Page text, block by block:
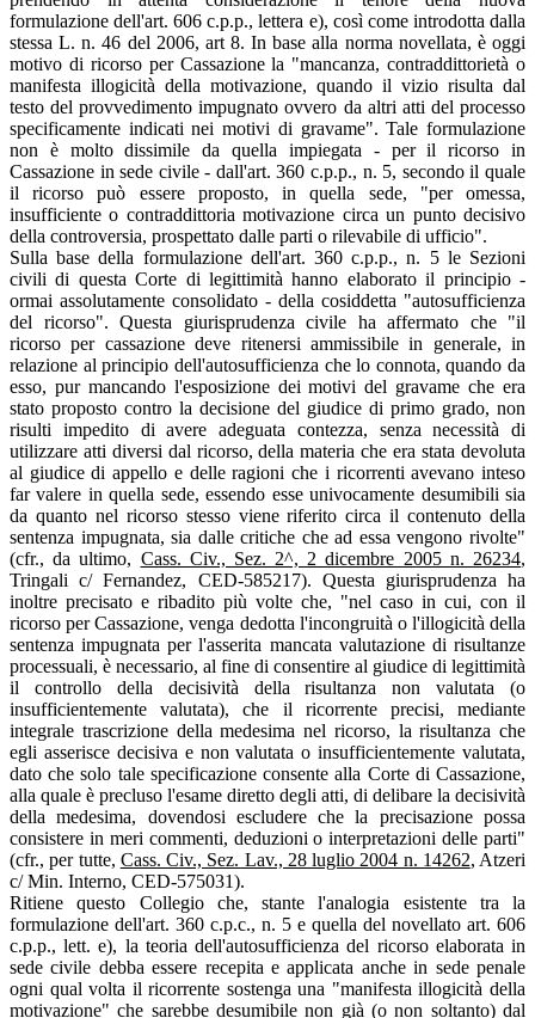
formulazione dell'art. 606 c.p.p., lettera e), così come introdotta dalla
stessa L. n. 46 del 2006, art 8. In base alla norma novellata, è oggi
motivo di ricorso per Cassazione la "mancanza, contraddittorietà o
manifesta illogicità della motivazione, quando il vizio risulta dal
testo del provvedimento impugnato ovvero da altri atti del processo
specificamente indicati nei motivi di gravame". Tale formulazione
non è molto dissimile da quella impiegata - per il ricorso in
Cassazione in sede civile - dall'art. 360 c.p.p., n. 5, secondo il quale
il ricorso può essere proposto, in quella sede, "per omessa,
insufficiente o contraddittoria motivazione circa un punto decisivo
della controversia, prospettato dalle parti o rilevabile di ufficio".
Sulla base della formulazione dell'art. 360 c.p.p., n. 5 le Sezioni
civili di questa Corte di legittimità hanno elaborato il principio -
ormai assolutamente consolidato - della cosiddetta "autosufficienza
del ricorso". Questa giurisprudenza civile ha affermato che "il
ricorso per cassazione deve ritenersi ammissibile in generale, in
relazione al principio dell'autosufficienza che lo connota, quando da
esso, pur mancando l'esposizione dei motivi del gravame che era
stato proposto contro la decisione del giudice di primo grado, non
risulti impedito di avere adeguata contezza, senza necessità di
utilizzare atti diversi dal ricorso, della materia che era stata devoluta
al giudice di appello e delle ragioni che i ricorrenti avevano inteso
far valere in quella sede, essendo esse univocamente desumibili sia
da quanto nel ricorso stesso viene riferito circa il contenuto della
sentenza impugnata, sia dalle critiche che ad essa vengono rivolte"
(cfr., da ultimo, Cass. Civ., Sez. 2^, 2 dicembre 2005 n. 26234,
Tringali c/ Fernandez, CED-585217). Questa giurisprudenza ha
inoltre precisato e ribadito più volte che, "nel caso in cui, con il
ricorso per Cassazione, venga dedotta l'incongruità o l'illogicità della
sentenza impugnata per l'asserita mancata valutazione di risultanze
processuali, è necessario, al fine di consentire al giudice di legittimità
il controllo della decisività della risultanza non valutata (o
insufficientemente valutata), che il ricorrente precisi, mediante
integrale trascrizione della medesima nel ricorso, la risultanza che
egli asserisce decisiva e non valutata o insufficientemente valutata,
dato che solo tale specificazione consente alla Corte di Cassazione,
alla quale è precluso l'esame diretto degli atti, di delibare la decisività
della medesima, dovendosi escludere che la precisazione possa
consistere in meri commenti, deduzioni o interpretazioni delle parti"
(cfr., per tutte, Cass. Civ., Sez. Lav., 28 luglio 2004 n. 14262, Atzeri
c/ Min. Interno, CED-575031).
Ritiene questo Collegio che, stante l'analogia esistente tra la
formulazione dell'art. 360 c.p.c., n. 5 e quella del novellato art. 606
c.p.p., lett. e), la teoria dell'autosufficienza del ricorso elaborata in
sede civile debba essere recepita e applicata anche in sede penale
ogni qual volta il ricorrente sostenga una "manifesta illogicità della
motivazione" che sarebbe desumibile non già (o non soltanto) dal